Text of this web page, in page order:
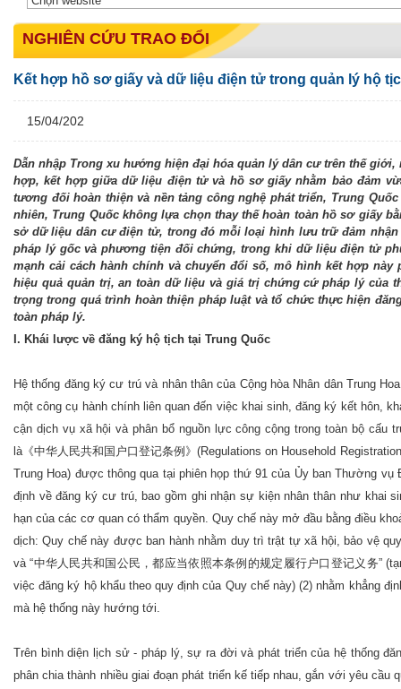
NGHIÊN CỨU TRAO ĐỔI
Kết hợp hồ sơ giấy và dữ liệu điện tử trong quản lý hộ
15/04/202
Dẫn nhập Trong xu hướng hiện đại hóa quản lý dân cư trên thế
hợp, kết hợp giữa dữ liệu điện tử và hồ sơ giấy nhằm bảo đảm
tương đối hoàn thiện và nền tảng công nghệ phát triển, Trung
nhiên, Trung Quốc không lựa chọn thay thế hoàn toàn hồ sơ giấy
sở dữ liệu dân cư điện tử, trong đó mỗi loại hình lưu trữ đảm
pháp lý gốc và phương tiện đối chứng, trong khi dữ liệu điện tử
mạnh cải cách hành chính và chuyển đổi số, mô hình kết hợp
hiệu quả quản trị, an toàn dữ liệu và giá trị chứng cứ pháp lý của
trọng trong quá trình hoàn thiện pháp luật và tổ chức thực hiện
toàn pháp lý.
I. Khái lược về đăng ký hộ tịch tại Trung Quốc
Hệ thống đăng ký cư trú và nhân thân của Cộng hòa Nhân dân Trung
một công cụ hành chính liên quan đến việc khai sinh, đăng ký kết hôn,
cận dịch vụ xã hội và phân bổ nguồn lực công cộng trong toàn bộ cấu
là《中华人民共和国户口登记条例》(Regulations on Household
Trung Hoa) được thông qua tại phiên họp thứ 91 của Ủy ban Thường
định về đăng ký cư trú, bao gồm ghi nhận sự kiện nhân thân như khai
hạn của các cơ quan có thẩm quyền. Quy chế này mở đầu bằng điều
dịch: Quy chế này được ban hành nhằm duy trì trật tự xã hội, bảo vệ
và “中华人民共和国公民，都应当依照本条例的规定履行户口登记义务”
việc đăng ký hộ khẩu theo quy định của Quy chế này) (2) nhằm khẳng
mà hệ thống này hướng tới.
Trên bình diện lịch sử - pháp lý, sự ra đời và phát triển của hệ thống
phân chia thành nhiều giai đoạn phát triển kế tiếp nhau, gắn với yêu